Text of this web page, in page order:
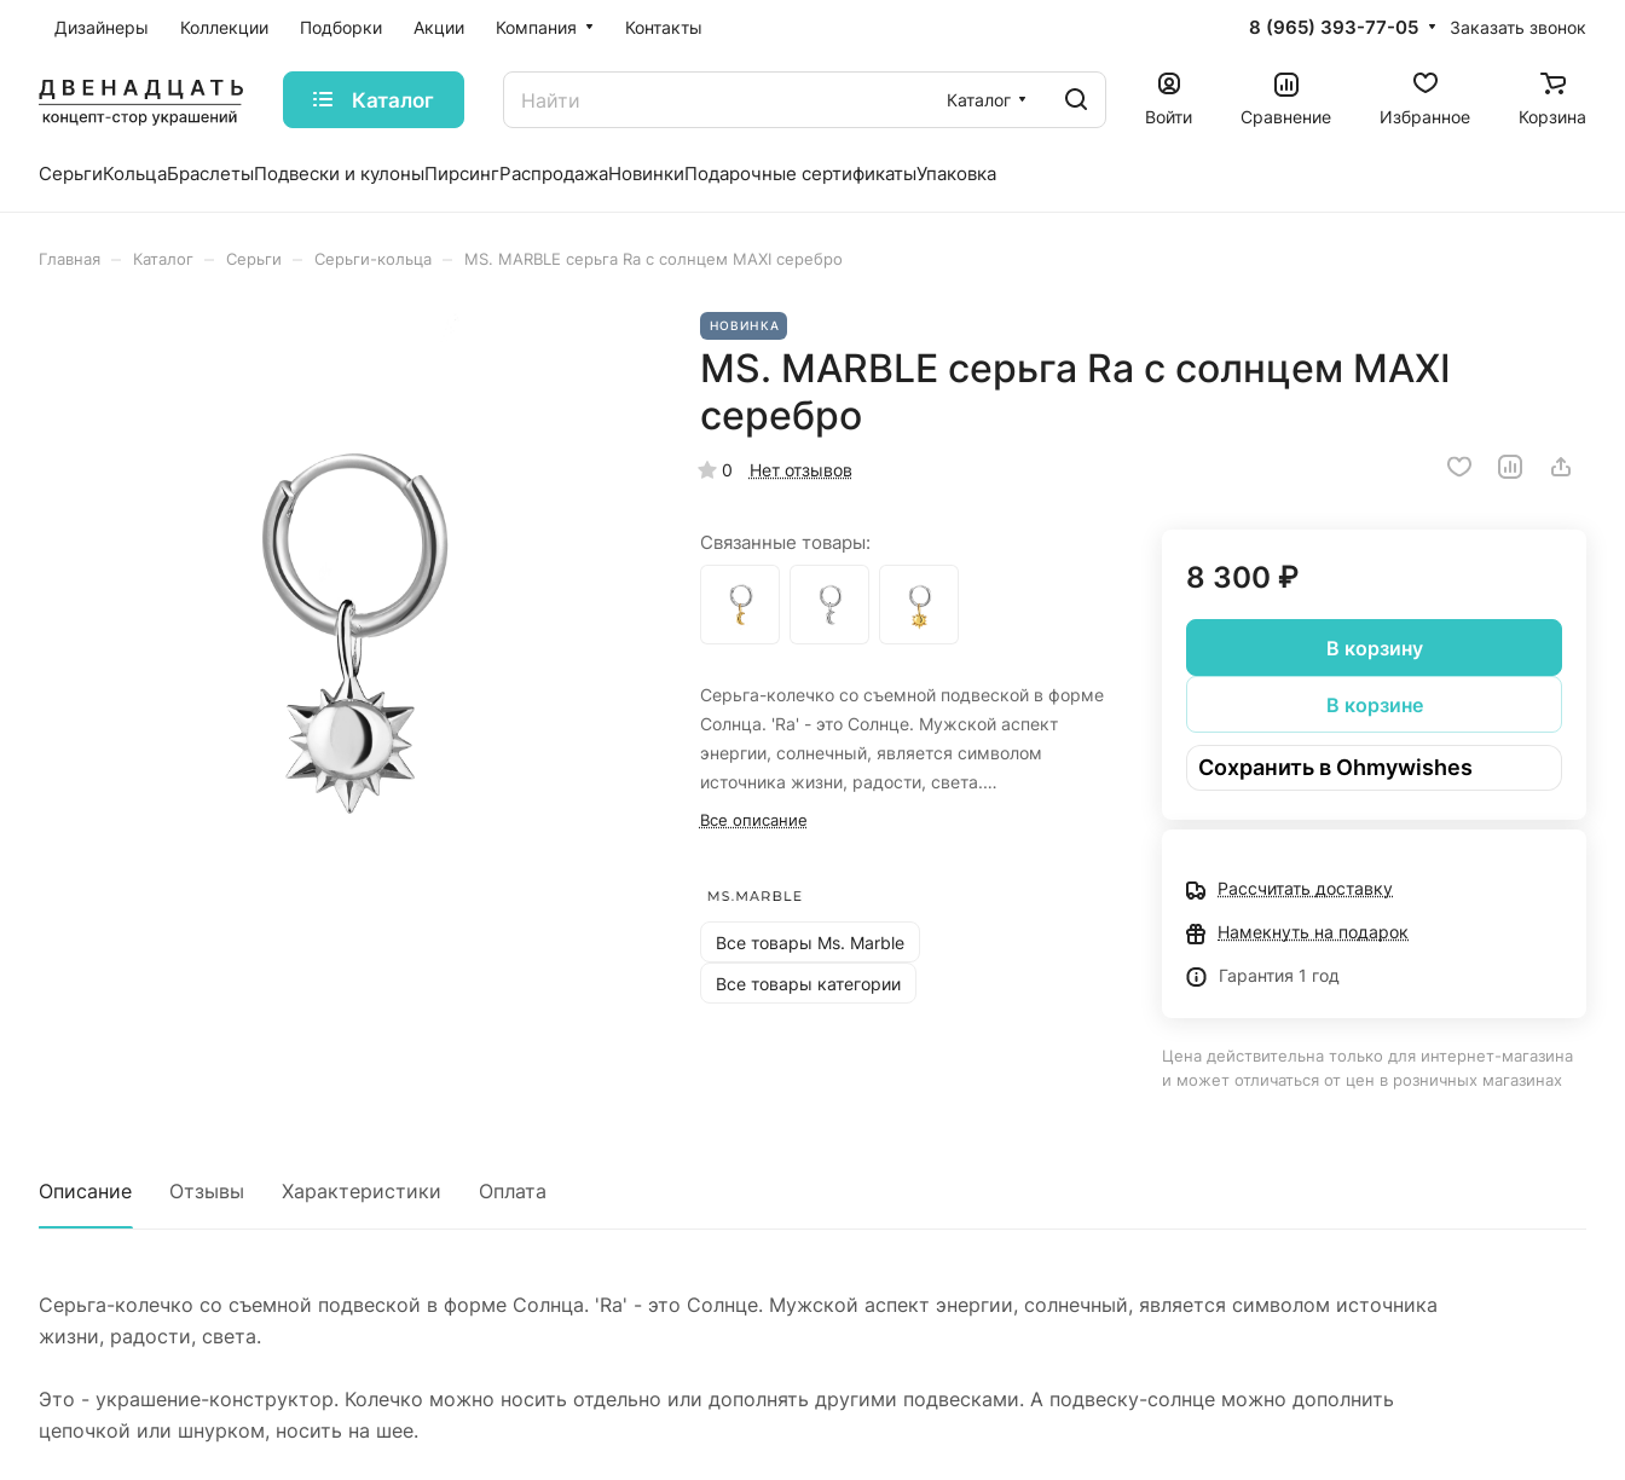
Дизайнеры Коллекции Подборки Акции Компания Контакты 8 (965) 393-77-05 Заказать звонок
Каталог
Каталог
Войти
Сравнение Избранное Корзина
СерьгиКольцаБраслетыПодвески и кулоныПирсингРаспродажаНовинкиПодарочные сертификатыУпаковка
Главная Каталог Серьги Серьги-кольца MS. MARBLE серьга Ra с солнцем MAXI серебро
НОВИНКА
MS. MARBLE серьга Ra с солнцем MAXI
серебро
0 Нет отзывов
Связанные товары:
Серьга-колечко со съемной подвеской в форме
Солнца. 'Ra' - это Солнце. Мужской аспект
энергии, солнечный, является символом
источника жизни, радости, света.
подвесками. А подвеску-солнце можно
НОВАЯ МОДЕЛЬ (колечко и луна больше по
Все описание
Все товары Ms. Marble
Все товары категории
8 300 ₽
В корзину
В корзине
Сохранить в Ohmywishes
Рассчитать доставку
Намекнуть на подарок
Гарантия 1 год
Цена действительна только для интернет-магазина
и может отличаться от цен в розничных магазинах
Описание Отзывы Характеристики Оплата
Серьга-колечко со съемной подвеской в форме Солнца. 'Ra' - это Солнце. Мужской аспект энергии, солнечный, является символом источника
жизни, радости, света.
Это - украшение-конструктор. Колечко можно носить отдельно или дополнять другими подвесками. А подвеску-солнце можно дополнить
цепочкой или шнурком, носить на шее.